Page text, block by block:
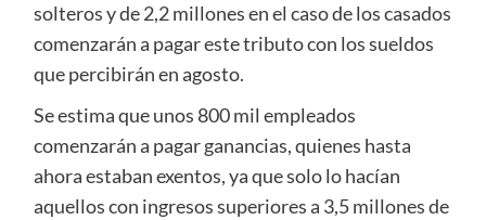
solteros y de 2,2 millones en el caso de los casados
comenzarán a pagar este tributo con los sueldos
que percibirán en agosto.
Se estima que unos 800 mil empleados
comenzarán a pagar ganancias, quienes hasta
ahora estaban exentos, ya que solo lo hacían
aquellos con ingresos superiores a 3,5 millones de